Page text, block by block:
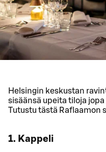
Helsingin keskustan
sisäänsä upeita tiloja
Tutustu tästä Raflaamon
1. Kappeli